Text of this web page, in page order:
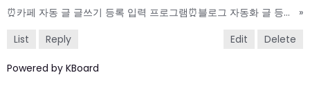
⏰카페 자동 글 글쓰기 등록 입력 프로그램⏰블로그 자동화 글 등록 프로그램⏰평생 업데이트 무료 제공
»
List
Reply Edit Delete
Powered by KBoard